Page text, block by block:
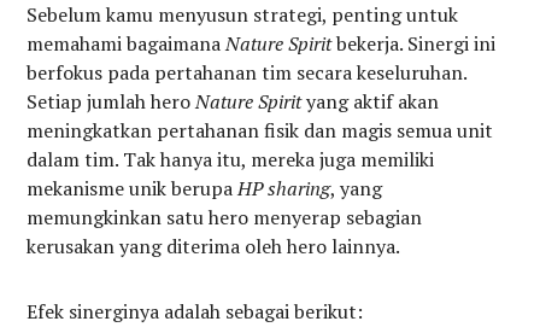
Sebelum kamu menyusun strategi, penting untuk
memahami bagaimanaNature Spiritbekerja. Sinergi ini
berfokus pada pertahanan tim secara keseluruhan.
Setiap jumlah heroNature Spirityang aktif akan
meningkatkan pertahanan fisik dan magis semua unit
dalam tim. Tak hanya itu, mereka juga memiliki
mekanisme unik berupaHP sharing, yang
memungkinkan satu hero menyerap sebagian
kerusakan yang diterima oleh hero lainnya.
Efek sinerginya adalah sebagai berikut: